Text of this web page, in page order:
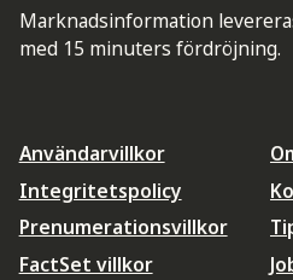
Marknadsinformation
med 15 minuters fördröjning.
Användarvillkor
Integritetspolicy
Prenumerationsvillkor
FactSet villkor